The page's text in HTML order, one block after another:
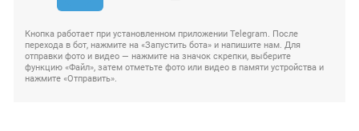
Кнопка работает при установленном приложении Telegram. После
перехода в бот, нажмите на «Запустить бота» и напишите нам. Для
отправки фото и видео — нажмите на значок скрепки, выберите
функцию «Файл», затем отметьте фото или видео в памяти устройства и
нажмите «Отправить».